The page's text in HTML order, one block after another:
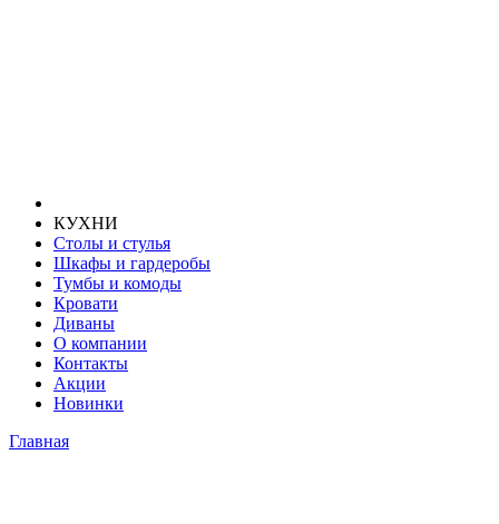
КУХНИ
Столы и стулья
Шкафы и гардеробы
Тумбы и комоды
Кровати
Диваны
О компании
Контакты
Акции
Новинки
Главная